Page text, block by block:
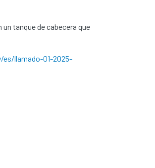
tanque de cabecera que
llamado-01-2025-